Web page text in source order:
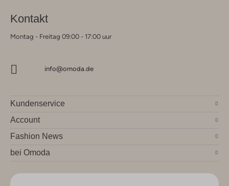
Kontakt
Montag - Freitag 09:00 - 17:00 uur
info@omoda.de
Kundenservice
Account
Fashion News
bei Omoda